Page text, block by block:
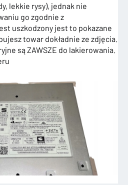
lekkie rysy), jednak nie
go zgodnie z
uszkodzony jest to pokazane
towar dokładnie ze zdjęcia.
są ZAWSZE do lakierowania.